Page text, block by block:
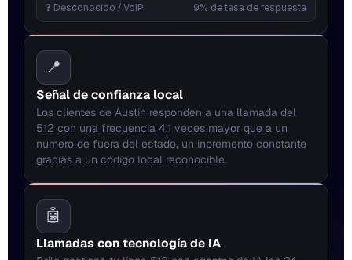
❓ Desconocido / VoIP 9% de tasa de respuesta
📍
Señal de confianza local
Los clientes de Austin responden a una llamada del
512 con una frecuencia 4.1 veces mayor que a un
número de fuera del estado, un incremento constante
gracias a un código local reconocible.
🤖
Llamadas con tecnología de IA